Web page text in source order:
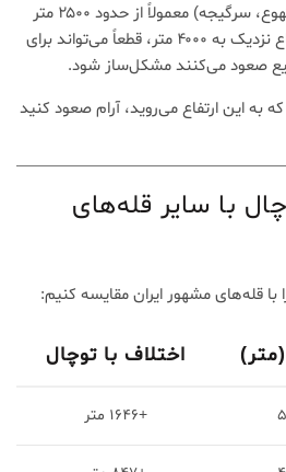
علائم بیماری ارتفاع (سردرد، تهوع، سرگیجه) معمولاً از حدود ۲۵۰۰ متر
شروع می‌شوند. توچال با ارتفاع نزدیک به ۴۰۰۰ متر، قطعاً می‌تواند برای
صعود می‌کنند مشکل‌ساز شود.
به این ارتفاع می‌روید، آرام صعود کنید
با سایر قله‌های
با قله‌های مشهور ایران مقایسه کنیم:
اختلاف با توچال
+۱۶۴۶ متر